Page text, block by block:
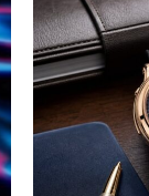
u
e
R
e